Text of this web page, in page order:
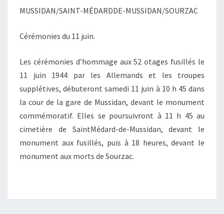
MUSSIDAN/SAINT-MÉDARDDE-MUSSIDAN/SOURZAC
Cérémonies du 11 juin.
Les cérémonies d’hommage aux 52 otages fusillés le
11 juin 1944 par les Allemands et les troupes
supplétives, débuteront samedi 11 juin à 10 h 45 dans
la cour de la gare de Mussidan, devant le monument
commémoratif. Elles se poursuivront à 11 h 45 au
cimetière de SaintMédard-de-Mussidan, devant le
monument aux fusillés, puis à 18 heures, devant le
monument aux morts de Sourzac.